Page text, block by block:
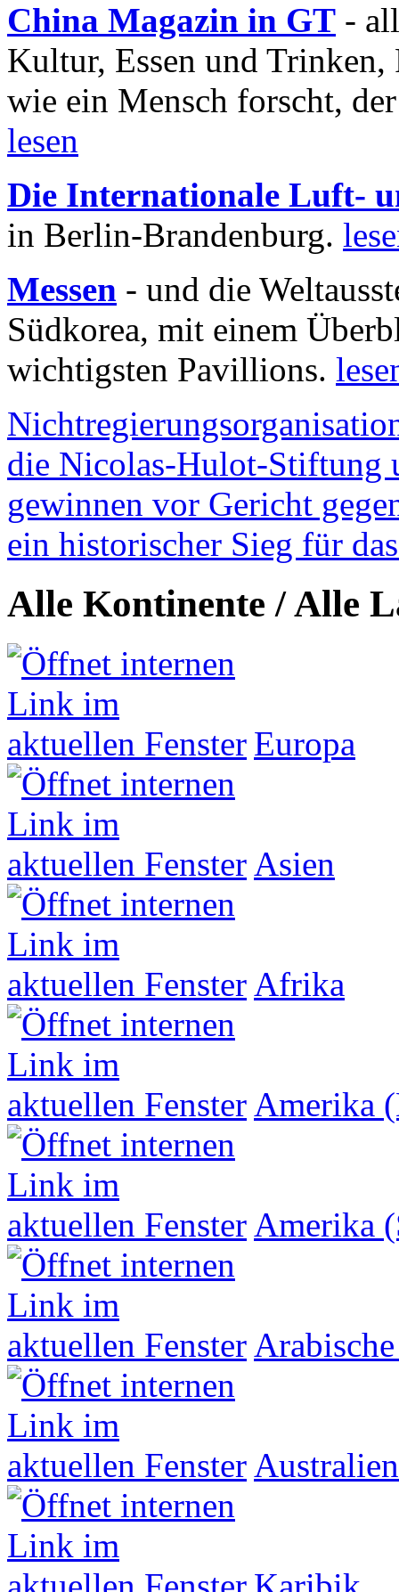
China Magazin in GT -
Kultur, Essen und
wie ein Mensch forscht,
lesen
Die Internationale Luft-
in Berlin-Brandenburg.
Messen - und die
Südkorea, mit einem
wichtigsten Pavillions.
die Nicolas-Hulot-Stiftung
gewinnen vor Gericht
ein historischer Sieg für
Alle Kontinente / Alle
Europa
Asien
Afrika
Amerika
Amerika
Australien